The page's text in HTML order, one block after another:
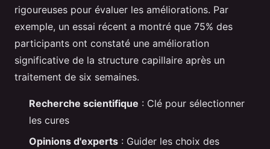
rigoureuses pour évaluer les améliorations. Par
exemple, un essai récent a montré que 75% des
participants ont constaté une amélioration
significative de la structure capillaire après un
traitement de six semaines.
Recherche scientifique : Clé pour sélectionner
les cures
Opinions d'experts : Guider les choix des